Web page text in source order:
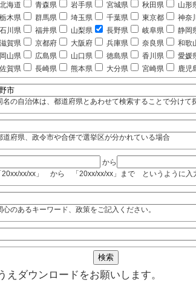
北海道 青森県 岩手県 宮城県 秋田県 山形
栃木県
群馬県 埼玉県 千葉県 東京都 神奈
石川県
福井県 山梨県 長野県 岐阜県 静岡
滋賀県
京都府 大阪府 兵庫県 奈良県 和歌
岡山県
広島県 山口県 徳島県 香川県 愛媛
佐賀県
長崎県 熊本県 大分県 宮崎県 鹿児
の自治体は、都道府県とあわせて検索することで分けて
府県、政令市や合併で選挙区が分かれている場合
から
xx/xx」 から 「20xx/xx/xx」まで というように入力
のあるキーワード、政策をご記入ください。
えダウンロードをお願いします。